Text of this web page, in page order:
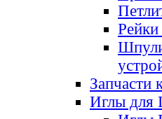
Рейки
Запчасти
Иглы